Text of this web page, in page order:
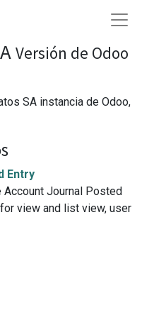
Versión de Odoo
SA instancia de Odoo,
Entry
Journal Posted
view and list view, user